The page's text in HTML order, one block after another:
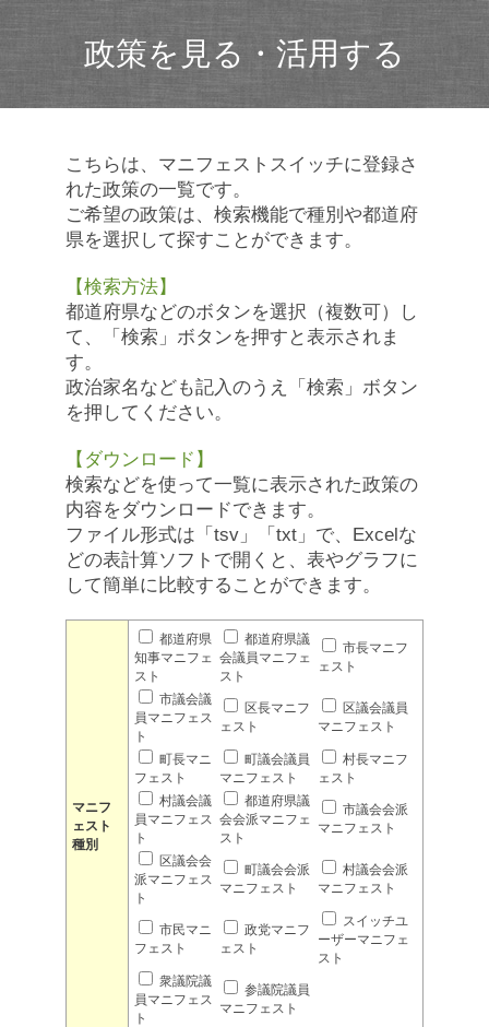
政策を見る・活用する
こちらは、マニフェストスイッチに登録さ
れた政策の一覧です。
ご希望の政策は、検索機能で種別や都道府
県を選択して探すことができます。
【検索方法】
都道府県などのボタンを選択（複数可）し
て、「検索」ボタンを押すと表示されま
す。
政治家名なども記入のうえ「検索」ボタン
を押してください。
【ダウンロード】
検索などを使って一覧に表示された政策の
内容をダウンロードできます。
ファイル形式は「tsv」「txt」で、Excelな
どの表計算ソフトで開くと、表やグラフに
して簡単に比較することができます。
マニフ
ェスト
種別
都道府県
知事マニフェ
スト
都道府県議
会議員マニフェ
スト
市長マニフ
ェスト
市議会議
員マニフェス
ト
区長マニフ
ェスト
区議会議員
マニフェスト
町長マニ
フェスト
町議会議員
マニフェスト
村長マニフ
ェスト
村議会議
員マニフェス
ト
都道府県議
会会派マニフェ
スト
市議会会派
マニフェスト
区議会会
派マニフェス
ト
町議会会派
マニフェスト
村議会会派
マニフェスト
市民マニ
フェスト
政党マニフ
ェスト
スイッチユ
ーザーマニフェ
スト
衆議院議
員マニフェス
ト
参議院議員
マニフェスト